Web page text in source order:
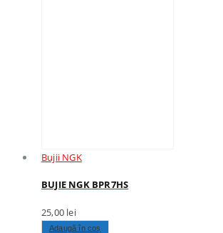
Bujii NGK
BUJIE NGK BPR7HS
25,00 lei
Adaugă în coș